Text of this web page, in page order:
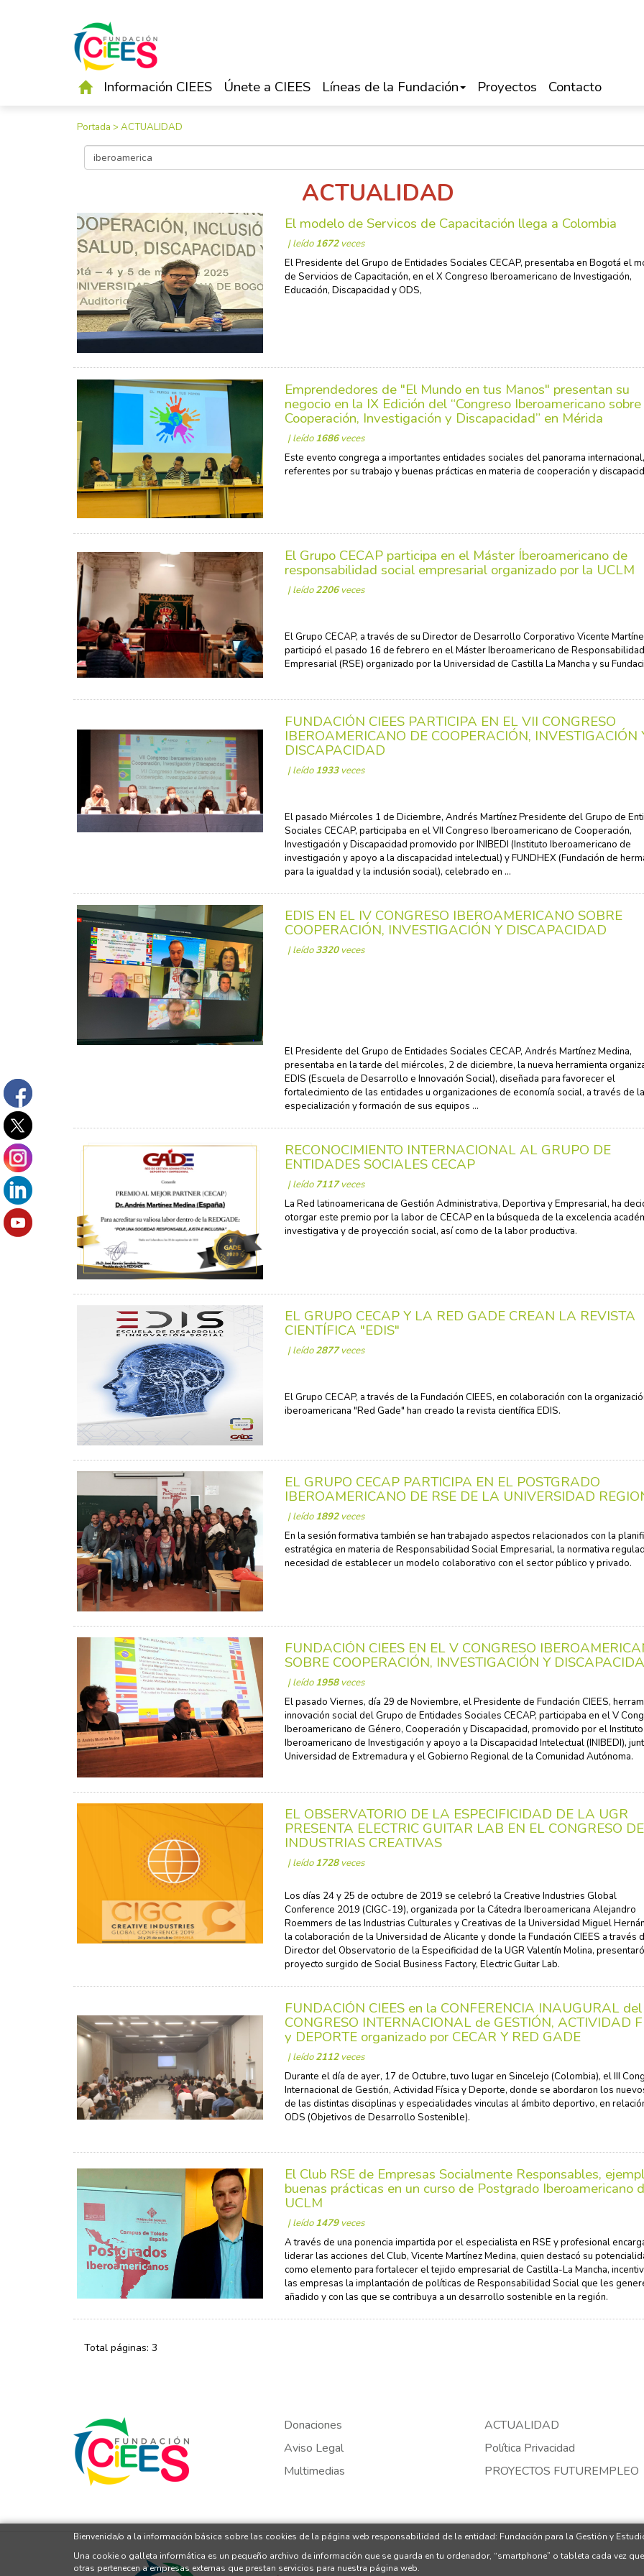
Información CIEES Únete a CIEES Líneas de la Fundación Proyectos Contacto
Portada >ACTUALIDAD
ACTUALIDAD
El modelo de Servicos de Capacitación llega a Colombia
| leído1672veces
El Presidente del Grupo de Entidades Sociales CECAP, presentaba en Bogotá el
de Servicios de Capacitación, en el X Congreso Iberoamericano de Investigación,
Educación, Discapacidad y ODS,
Emprendedores de "El Mundo en tus Manos" presentan su
negocio en la IX Edición del “Congreso Iberoamericano sobre
Cooperación, Investigación y Discapacidad” en Mérida
| leído1686veces
Este evento congrega a importantes entidades sociales del panorama internacional,
referentes por su trabajo y buenas prácticas en materia de cooperación y
El Grupo CECAP participa en el Máster Íberoamericano de
responsabilidad social empresarial organizado por la UCLM
| leído2206veces
El Grupo CECAP, a través de su Director de Desarrollo Corporativo Vicente
participó el pasado 16 de febrero en el Máster Iberoamericano de
Empresarial (RSE) organizado por la Universidad de Castilla La Mancha y su
FUNDACIÓN CIEES PARTICIPA EN EL VII CONGRESO
IBEROAMERICANO DE COOPERACIÓN, INVESTIGACIÓN
DISCAPACIDAD
| leído1933veces
El pasado Miércoles 1 de Diciembre, Andrés Martínez Presidente del Grupo de
Sociales CECAP, participaba en el VII Congreso Iberoamericano de Cooperación,
Investigación y Discapacidad promovido por INIBEDI (Instituto Iberoamericano de
investigación y apoyo a la discapacidad intelectual) y FUNDHEX (Fundación de
para la igualdad y la inclusión social), celebrado en ...
EDIS EN EL IV CONGRESO IBEROAMERICANO SOBRE
COOPERACIÓN, INVESTIGACIÓN Y DISCAPACIDAD
| leído3320veces
El Presidente del Grupo de Entidades Sociales CECAP, Andrés Martínez Medina,
presentaba en la tarde del miércoles, 2 de diciembre, la nueva herramienta
EDIS (Escuela de Desarrollo e Innovación Social), diseñada para favorecer el
fortalecimiento de las entidades u organizaciones de economía social, a través de la
especialización y formación de sus equipos ...
RECONOCIMIENTO INTERNACIONAL AL GRUPO DE
ENTIDADES SOCIALES CECAP
| leído7117veces
La Red latinoamericana de Gestión Administrativa, Deportiva y Empresarial, ha
otorgar este premio por la labor de CECAP en la búsqueda de la excelencia
investigativa y de proyección social, así como de la labor productiva.
EL GRUPO CECAP Y LA RED GADE CREAN LA REVISTA
CIENTÍFICA "EDIS"
| leído2877veces
El Grupo CECAP, a través de la Fundación CIEES, en colaboración con la
iberoamericana "Red Gade" han creado la revista científica EDIS.
EL GRUPO CECAP PARTICIPA EN EL POSTGRADO
IBEROAMERICANO DE RSE DE LA UNIVERSIDAD
| leído1892veces
En la sesión formativa también se han trabajado aspectos relacionados con la
estratégica en materia de Responsabilidad Social Empresarial, la normativa
necesidad de establecer un modelo colaborativo con el sector público y privado.
FUNDACIÓN CIEES EN EL V CONGRESO
SOBRE COOPERACIÓN, INVESTIGACIÓN Y
| leído1958veces
El pasado Viernes, día 29 de Noviembre, el Presidente de Fundación CIEES,
innovación social del Grupo de Entidades Sociales CECAP, participaba en el V
Iberoamericano de Género, Cooperación y Discapacidad, promovido por el Instituto
Iberoamericano de Investigación y apoyo a la Discapacidad Intelectual (INIBEDI),
Universidad de Extremadura y el Gobierno Regional de la Comunidad Autónoma.
EL OBSERVATORIO DE LA ESPECIFICIDAD DE LA UGR
PRESENTA ELECTRIC GUITAR LAB EN EL CONGRESO DE
INDUSTRIAS CREATIVAS
| leído1728veces
Los días 24 y 25 de octubre de 2019 se celebró la Creative Industries Global
Conference 2019 (CIGC-19), organizada por la Cátedra Iberoamericana Alejandro
Roemmers de las Industrias Culturales y Creativas de la Universidad Miguel
la colaboración de la Universidad de Alicante y donde la Fundación CIEES a través
Director del Observatorio de la Especificidad de la UGR Valentín Molina,
proyecto surgido de Social Business Factory, Electric Guitar Lab.
FUNDACIÓN CIEES en la CONFERENCIA INAUGURAL
CONGRESO INTERNACIONAL de GESTIÓN, ACTIVIDAD
y DEPORTE organizado por CECAR Y RED GADE
| leído2112veces
Durante el día de ayer, 17 de Octubre, tuvo lugar en Sincelejo (Colombia), el III
Internacional de Gestión, Actividad Física y Deporte, donde se abordaron los
de las distintas disciplinas y especialidades vinculas al ámbito deportivo, en
ODS (Objetivos de Desarrollo Sostenible).
El Club RSE de Empresas Socialmente Responsables,
buenas prácticas en un curso de Postgrado Iberoamericano
UCLM
| leído1479veces
A través de una ponencia impartida por el especialista en RSE y profesional
liderar las acciones del Club, Vicente Martínez Medina, quien destacó su
como elemento para fortalecer el tejido empresarial de Castilla-La Mancha,
las empresas la implantación de políticas de Responsabilidad Social que les
añadido y con las que se contribuya a un desarrollo sostenible en la región.
Total páginas: 3
Donaciones ACTUALIDAD
Aviso Legal
Política Privacidad
Multimedias
PROYECTOS FUTUREMPLEO
Bienvenida/o a la información básica sobre las cookies de la página web responsabilidad de la entidad: Fundación para la Gestión y
Una cookie o galleta informática es un pequeño archivo de información que se guarda en tu ordenador, “smartphone” o tableta cada vez
otras pertenecen a empresas externas que prestan servicios para nuestra página web.